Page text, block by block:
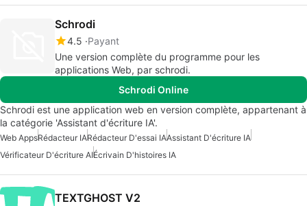
Schrodi
4.5 Payant
Une version complète du programme pour les
applications Web, par schrodi.
Schrodi Online
Schrodi est une application web en version complète, appartenant à
la catégorie 'Assistant d'écriture IA'.
Web AppsRédacteur IARédacteur D'essai IAAssistant D'écriture IA
Vérificateur D'écriture AIÉcrivain D'histoires IA
TEXTGHOST V2